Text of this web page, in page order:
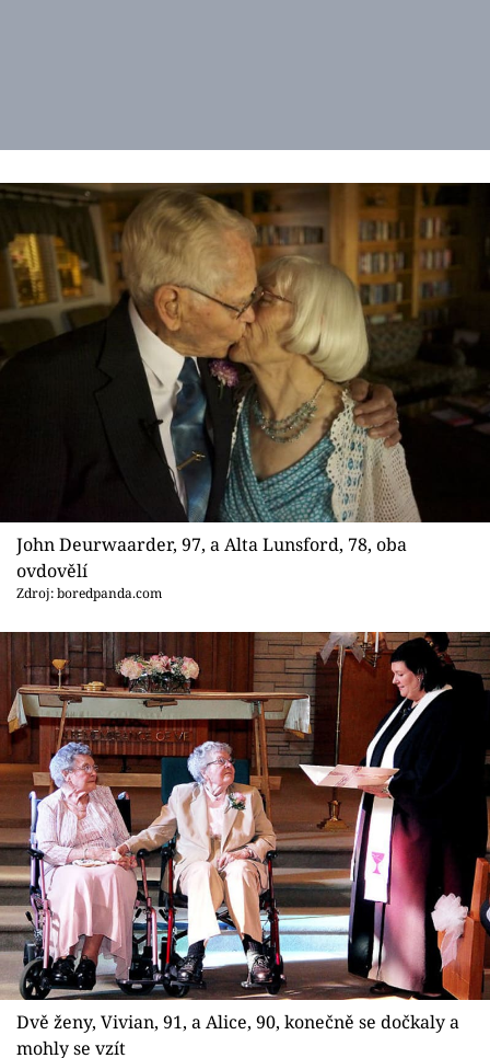
John Deurwaarder, 97, a Alta Lunsford, 78, oba
ovdovělí
Zdroj: boredpanda.com
Dvě ženy, Vivian, 91, a Alice, 90, konečně se dočkaly a
mohly se vzít